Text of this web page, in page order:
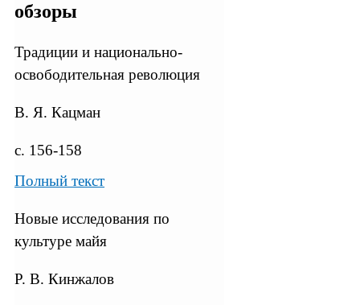
обзоры
Традиции и национально-
освободительная революция
В. Я. Кацман
с. 156-158
Полный текст
Новые исследования по
культуре майя
Р. В. Кинжалов